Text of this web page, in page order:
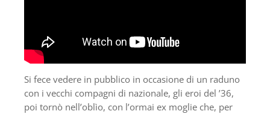
Si fece vedere in pubblico in occasione di un raduno
con i vecchi compagni di nazionale, gli eroi del ’36,
poi tornò nell’oblìo, con l’ormai ex moglie che, per